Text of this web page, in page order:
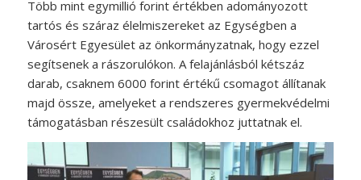
Több mint egymillió forint értékben adományozott
tartós és száraz élelmiszereket az Egységben a
Városért Egyesület az önkormányzatnak, hogy ezzel
segítsenek a rászorulókon. A felajánlásból kétszáz
darab, csaknem 6000 forint értékű csomagot állítanak
majd össze, amelyeket a rendszeres gyermekvédelmi
támogatásban részesült családokhoz juttatnak el.